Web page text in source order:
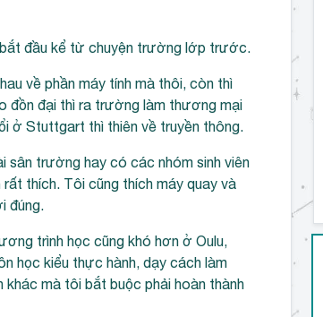
đầu kể từ chuyện trường lớp trước.
về phần máy tính mà thôi, còn thì
đồn đại thì ra trường làm thương mại
ở Stuttgart thì thiên về truyền thông.
trường hay có các nhóm sinh viên
thích. Tôi cũng thích máy quay và
đúng.
trình học cũng khó hơn ở Oulu,
học kiểu thực hành, dạy cách làm
mà tôi bắt buộc phải hoàn thành